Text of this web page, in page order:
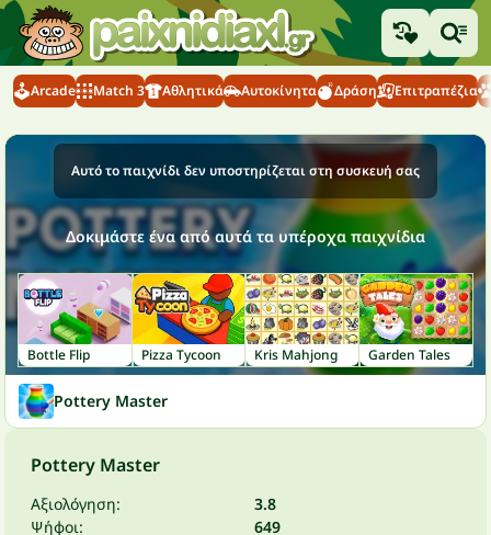
Arcade Match 3 Αθλητικά Αυτοκίνητα Δράση Επιτραπέζια
Αυτό το παιχνίδι δεν υποστηρίζεται στη συσκευή σας
Δοκιμάστε ένα από αυτά τα υπέροχα παιχνίδια
Bottle Flip Pizza Tycoon Kris Mahjong Garden Tales
Pottery Master
Pottery Master
Αξιολόγηση:
3.8
Ψήφοι:
649